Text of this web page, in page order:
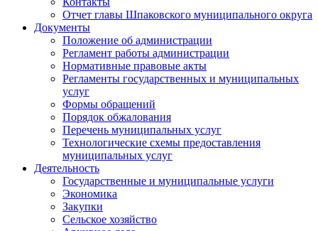
Отчет главы Шпаковского муниципального округа
Документы
Положение об администрации
Регламент работы администрации
Нормативные правовые акты
Регламенты государственных и муниципальных
услуг
Формы обращений
Порядок обжалования
Перечень муниципальных услуг
Технологические схемы предоставления
муниципальных услуг
Деятельность
Государственные и муниципальные услуги
Экономика
Закупки
Сельское хозяйство